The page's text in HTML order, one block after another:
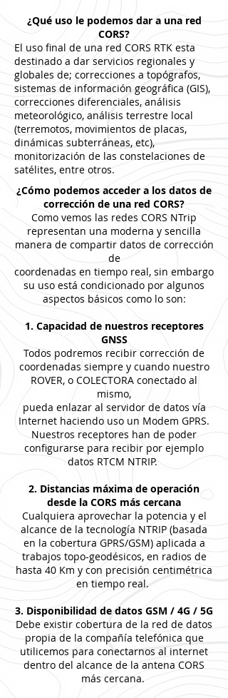
¿Qué uso le podemos dar a una red
CORS?
El uso final de una red CORS RTK esta
destinado a dar servicios regionales y
globales de; correcciones a topógrafos,
sistemas de información geográfica (GIS),
correcciones diferenciales, análisis
meteorológico, análisis terrestre local
(terremotos, movimientos de placas,
dinámicas subterráneas, etc),
monitorización de las constelaciones de
satélites, entre otros.
¿Cómo podemos acceder a los datos de
corrección de una red CORS?
Como vemos las redes CORS NTrip
representan una moderna y sencilla
manera de compartir datos de corrección
de
coordenadas en tiempo real, sin embargo
su uso está condicionado por algunos
aspectos básicos como lo son:
1. Capacidad de nuestros receptores
GNSS
Todos podremos recibir corrección de
coordenadas siempre y cuando nuestro
ROVER, o COLECTORA conectado al
mismo,
pueda enlazar al servidor de datos vía
Internet haciendo uso un Modem GPRS.
Nuestros receptores han de poder
configurarse para recibir por ejemplo
datos RTCM NTRIP.
2. Distancias máxima de operación
desde la CORS más cercana
Cualquiera aprovechar la potencia y el
alcance de la tecnología NTRIP (basada
en la cobertura GPRS/GSM) aplicada a
trabajos topo-geodésicos, en radios de
hasta 40 Km y con precisión centimétrica
en tiempo real.
3. Disponibilidad de datos GSM / 4G / 5G
Debe existir cobertura de la red de datos
propia de la compañía telefónica que
utilicemos para conectarnos al internet
dentro del alcance de la antena CORS
más cercana.